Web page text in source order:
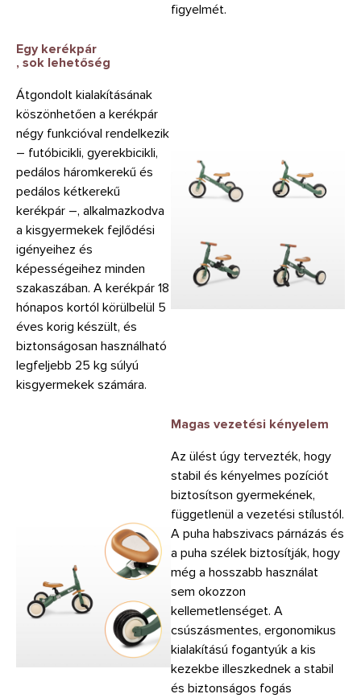
figyelmét.
Egy kerékpár
, sok lehetőség
Átgondolt kialakításának
köszönhetően a kerékpár
négy funkcióval rendelkezik
– futóbicikli, gyerekbicikli,
pedálos háromkerekű és
pedálos kétkerekű
kerékpár –, alkalmazkodva
a kisgyermekek fejlődési
igényeihez és
képességeihez minden
szakaszában. A kerékpár 18
hónapos kortól körülbelül 5
éves korig készült, és
biztonságosan használható
legfeljebb 25 kg súlyú
kisgyermekek számára.
Magas vezetési kényelem
Az ülést úgy tervezték, hogy
stabil és kényelmes pozíciót
biztosítson gyermekének,
függetlenül a vezetési stílustól.
A puha habszivacs párnázás és
a puha szélek biztosítják, hogy
még a hosszabb használat
sem okozzon
kellemetlenséget. A
csúszásmentes, ergonomikus
kialakítású fogantyúk a kis
kezekbe illeszkednek a stabil
és biztonságos fogás